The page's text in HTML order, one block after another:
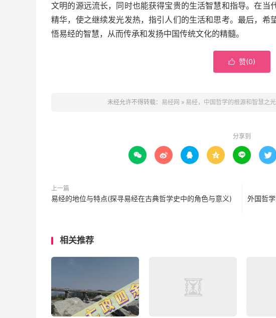
文明的源远流长，同时也能获得宝贵的生活智慧和指导。在当
精华，使之继续发光发热，指引人们的生活和思考。最后，希
悟易经的智慧，从而传承和发扬中国传统文化的精髓。
 赞(0)
未经允许不得转载： 易经网 » 易经，中国哲学的根源和智慧之
分享到
     
上一篇
易经的地位与特点(探寻易经在古典哲学史中的角色与意义)
外国哲
相关推荐